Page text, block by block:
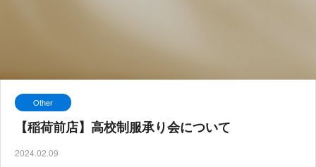
Other
【稲荷前店】高校制服承り会について
2024.02.09